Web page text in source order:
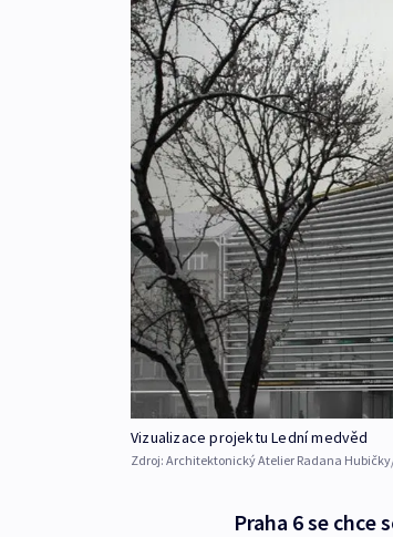
Vizualizace projektu Lední medvěd
Zdroj: Architektonický Atelier Radana
Praha 6 se